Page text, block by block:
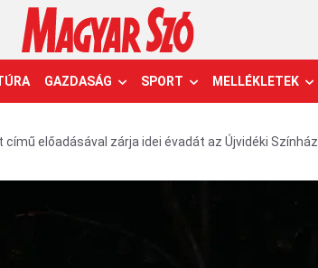
GAZDASÁG SPORT MELLÉKLETEK
előadásával zárja idei évadát az Újvidéki Színház